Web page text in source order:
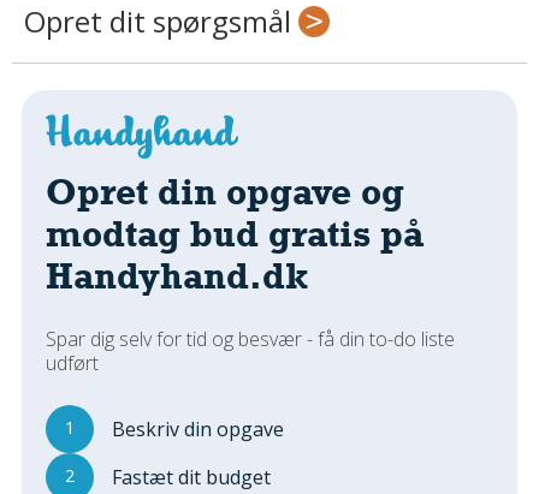
Udskiftning Og Montage
Om Materialer
Tips Og Tests
VVS
Montage Og Udskiftning
Reparation Og Vedligehold
Varme Og Energi
Andet
MALER
Indendørs
Udendørs
Opret dit spørgsmål
Opret din opgave og
modtag bud gratis på
Handyhand.dk
Spar dig selv for tid og besvær - få din to-do liste
udført
1 Beskriv din opgave
2 Fastæt dit budget